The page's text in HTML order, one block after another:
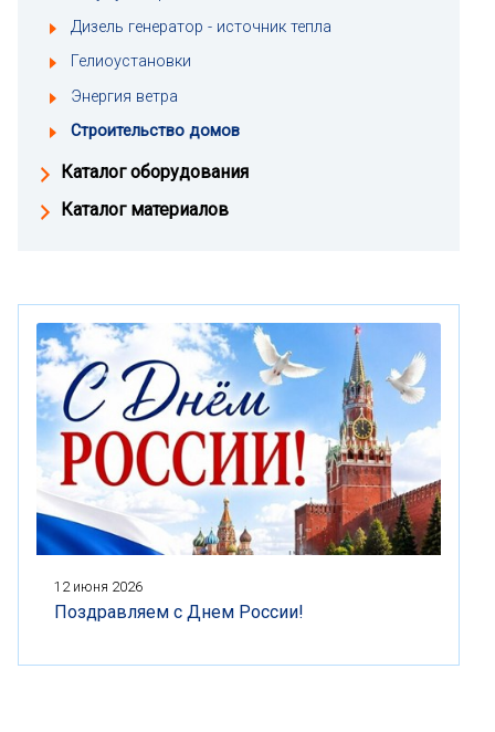
Дизель генератор - источник тепла
Гелиоустановки
Энергия ветра
Строительство домов
Каталог оборудования
Каталог материалов
12 июня 2026
Поздравляем с Днем России!